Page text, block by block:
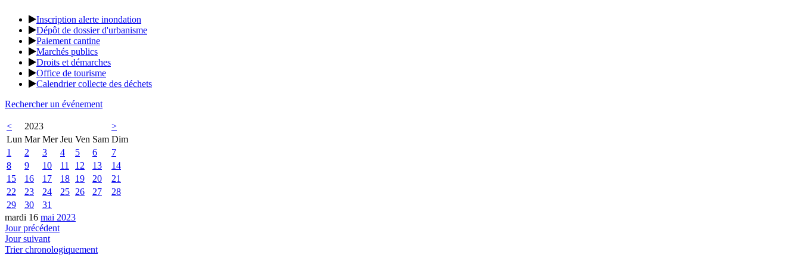
Inscription alerte inondation
Dépôt de dossier d'urbanisme
Paiement cantine
Marchés publics
Droits et démarches
Office de tourisme
Calendrier collecte des déchets
Rechercher un événement
< 2023
>
Lun Mar Mer Jeu Ven Sam Dim
1
2 3 4 5 6
7
8
9 10 11 12 13
14
15
16 17 18 19 20
21
22
23 24 25 26 27
28
29
30
31
mardi 16 mai 2023
Jour précédent
Jour suivant
Trier chronologiquement